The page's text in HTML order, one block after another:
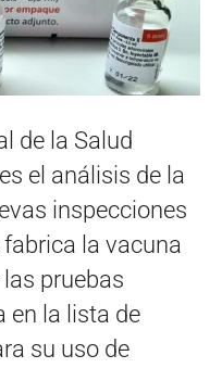
de la Salud
el análisis de la
inspecciones
la vacuna
pruebas
en la lista de
su uso de